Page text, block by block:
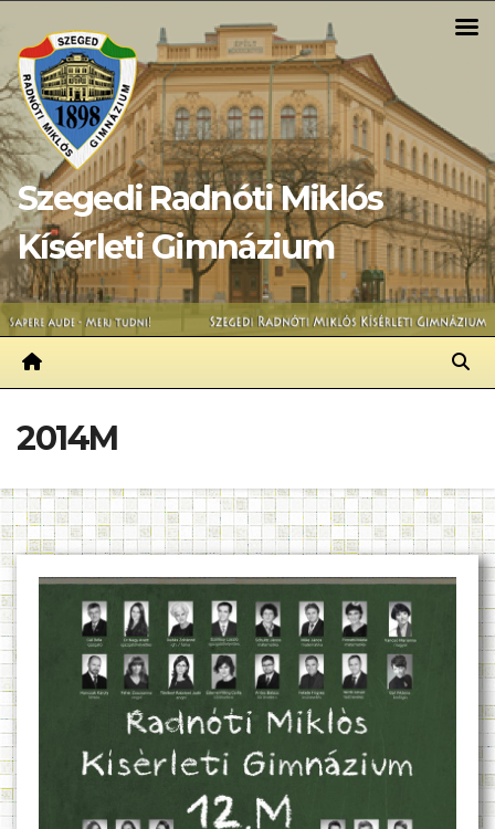
content
Szegedi Radnóti Miklós
Kísérleti Gimnázium
2014M